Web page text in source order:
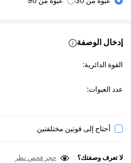
إدخال الوصفة
القوة الدائرية:
عدد العبوات:
أحتاج إلى قوتين مختلفتين
لا تعرف وصفتك؟ حجز فحص نظر